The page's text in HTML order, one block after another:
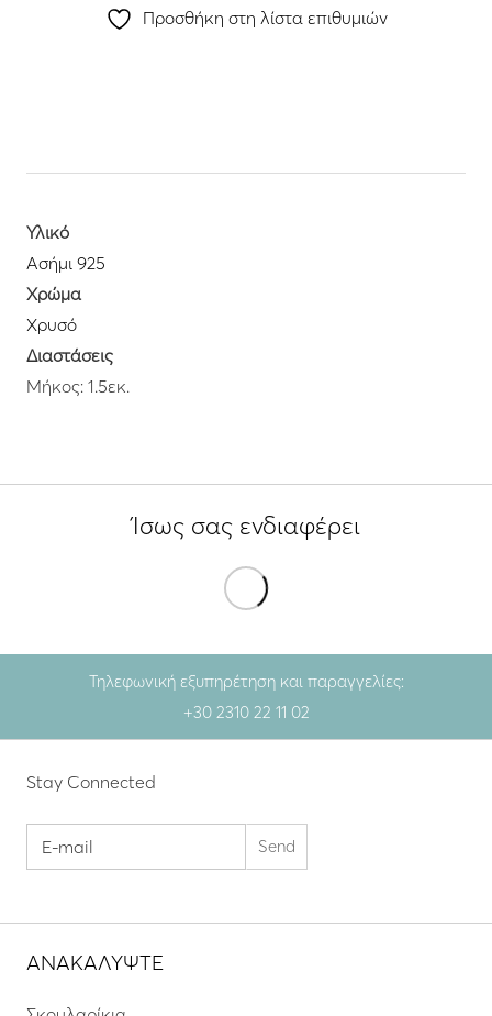
Προσθήκη στη λίστα επιθυμιών
Υλικό
Ασήμι 925
Χρώμα
Χρυσό
Διαστάσεις
Μήκος: 1.5εκ.
Ίσως σας ενδιαφέρει
Τηλεφωνική εξυπηρέτηση και παραγγελίες:
+30 2310 22 11 02
Stay Connected
ΑΝΑΚΑΛΥΨΤΕ